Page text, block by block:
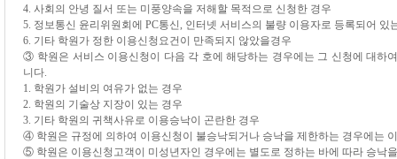
4. 사회의 안녕 질서 또는 미풍양속을 저해할 목적으로 신청한 경우
5. 정보통신 윤리위원회에 PC통신, 인터넷 서비스의 불량 이용자로 등록되어 있
6. 기타 학원가 정한 이용신청요건이 만족되지 않았을경우
③ 학원은 서비스 이용신청이 다음 각 호에 해당하는 경우에는 그 신청에 대하
니다.
1. 학원가 설비의 여유가 없는 경우
2. 학원의 기술상 지장이 있는 경우
3. 기타 학원의 귀책사유로 이용승낙이 곤란한 경우
④ 학원은 규정에 의하여 이용신청이 불승낙되거나 승낙을 제한하는 경우에는
⑤ 학원은 이용신청고객이 미성년자인 경우에는 별도로 정하는 바에 따라 승낙